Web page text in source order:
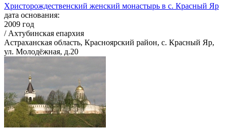
Христорождественский женский монастырь в с. Красный Яр
дата основания:
2009 год
/ Ахтубинская епархия
Астраханская область, Красноярский район, с. Красный Яр,
ул. Молодёжная, д.20